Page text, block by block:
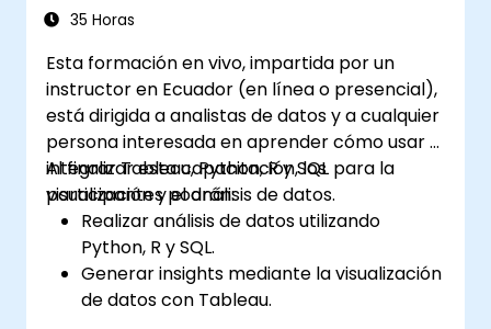
basada en datos y el análisis de procesos.
proyectos Lean Six Sigma.
35 Horas
Esta formación en vivo, impartida por un
instructor en Ecuador (en línea o presencial),
está dirigida a analistas de datos y a cualquier
persona interesada en aprender cómo usar e
integrar Tableau, Python, R y SQL para la
visualización y el análisis de datos.
Al finalizar esta capacitación, los
participantes podrán:
Realizar análisis de datos utilizando
Python, R y SQL.
Generar insights mediante la visualización
de datos con Tableau.